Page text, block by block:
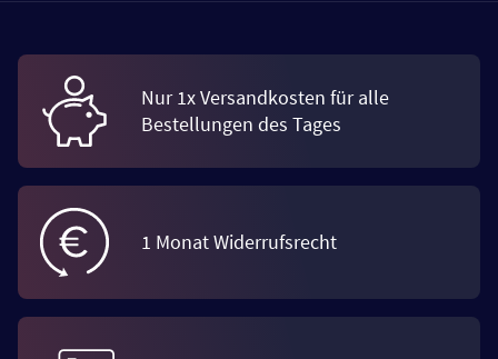
Nur 1x Versandkosten für alle
Bestellungen des Tages
1 Monat Widerrufsrecht